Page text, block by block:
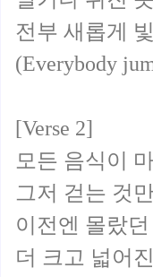
전부 새롭게
(Everybody
[Verse 2]
모든 음식이
그저 걷는 것
이전엔 몰랐
더 크고 넓어